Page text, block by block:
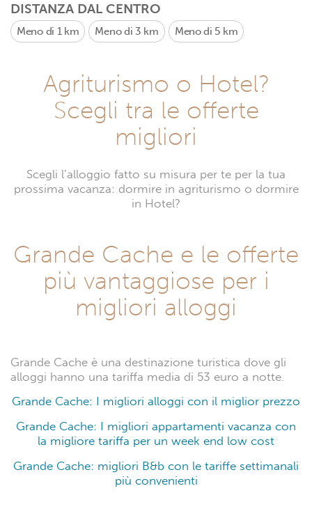
DISTANZA DAL CENTRO
Meno di 1 km Meno di 3 km Meno di 5 km
Agriturismo o Hotel?
Scegli tra le offerte
migliori
Scegli l’alloggio fatto su misura per te per la tua
prossima vacanza: dormire in agriturismo o dormire
in Hotel?
Grande Cache e le offerte
più vantaggiose per i
migliori alloggi
Grande Cache è una destinazione turistica dove gli
alloggi hanno una tariffa media di 53 euro a notte.
Grande Cache: I migliori alloggi con il miglior prezzo
Grande Cache: I migliori appartamenti vacanza con
la migliore tariffa per un week end low cost
Grande Cache: migliori B&b con le tariffe settimanali
più convenienti